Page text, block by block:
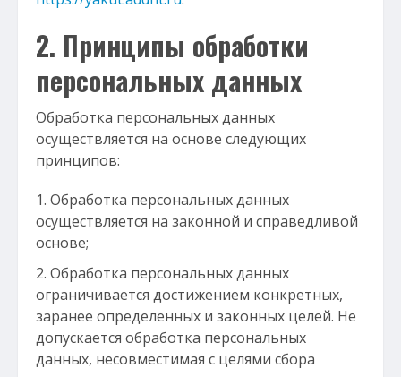
2. Принципы обработки
персональных данных
Обработка персональных данных
осуществляется на основе следующих
принципов:
Обработка персональных данных
осуществляется на законной и справедливой
основе;
Обработка персональных данных
ограничивается достижением конкретных,
заранее определенных и законных целей. Не
допускается обработка персональных
данных, несовместимая с целями сбора